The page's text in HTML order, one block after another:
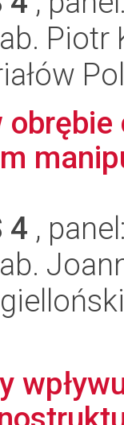
Piotr
4 ,